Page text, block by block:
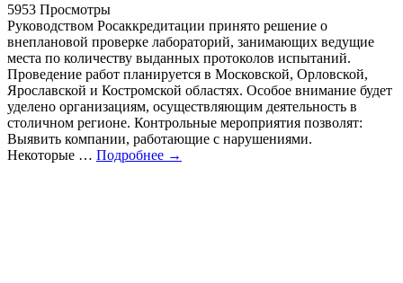
5953 Просмотры
Руководством Росаккредитации принято решение о
внеплановой проверке лабораторий, занимающих ведущие
места по количеству выданных протоколов испытаний.
Проведение работ планируется в Московской, Орловской,
Ярославской и Костромской областях. Особое внимание будет
уделено организациям, осуществляющим деятельность в
столичном регионе. Контрольные мероприятия позволят:
Выявить компании, работающие с нарушениями.
Некоторые … Подробнее →